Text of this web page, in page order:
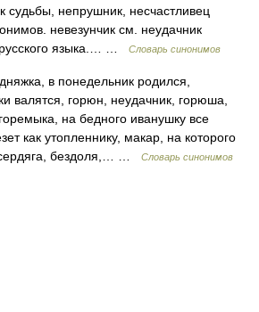
судьбы, непрушник, несчастливец
невезунчик см. неудачник
языка.… …
Словарь синонимов
в понедельник родился,
валятся, горюн, неудачник, горюша,
на бедного иванушку все
как утопленнику, макар, на которого
бездоля,… …
Словарь синонимов